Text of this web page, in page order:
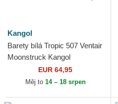
Kangol
Barety bílá Tropic 507 Ventair
Moonstruck Kangol
EUR 64,95
Měj to 14 – 18 srpen